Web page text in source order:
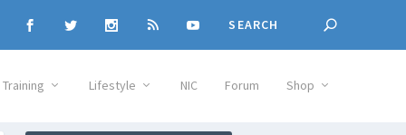
Training Lifestyle NIC Forum Shop